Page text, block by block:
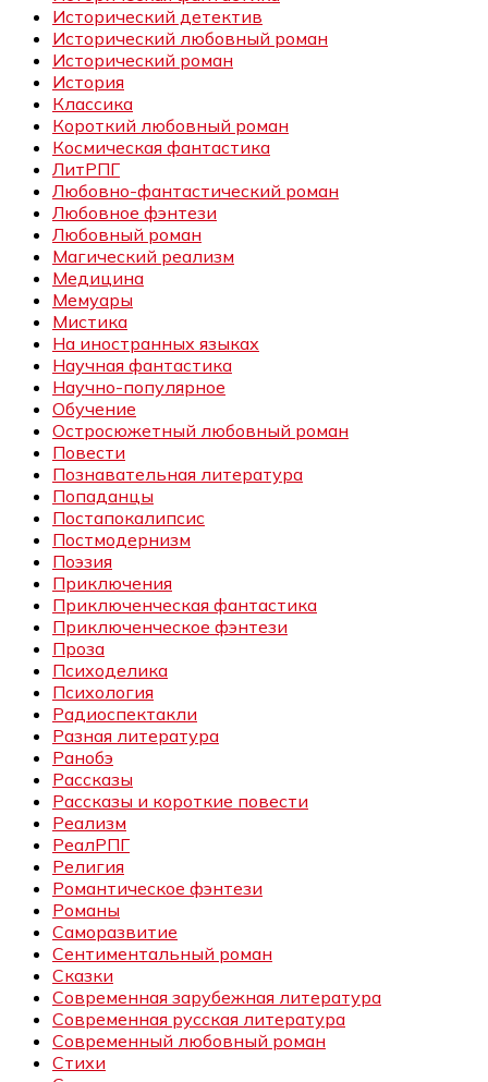
Исторический детектив
Исторический любовный роман
Исторический роман
История
Классика
Короткий любовный роман
Космическая фантастика
ЛитРПГ
Любовно-фантастический роман
Любовное фэнтези
Любовный роман
Магический реализм
Медицина
Мемуары
Мистика
На иностранных языках
Научная фантастика
Научно-популярное
Обучение
Остросюжетный любовный роман
Повести
Познавательная литература
Попаданцы
Постапокалипсис
Постмодернизм
Поэзия
Приключения
Приключенческая фантастика
Приключенческое фэнтези
Проза
Психоделика
Психология
Радиоспектакли
Разная литература
Ранобэ
Рассказы
Рассказы и короткие повести
Реализм
РеалРПГ
Религия
Романтическое фэнтези
Романы
Саморазвитие
Сентиментальный роман
Сказки
Современная зарубежная литература
Современная русская литература
Современный любовный роман
Стихи